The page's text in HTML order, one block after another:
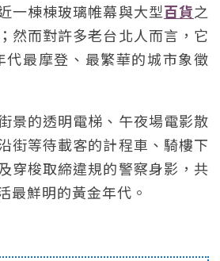
一棟棟玻璃帷幕與大型百貨之
然而對許多老台北人而言，它
最摩登、最繁華的城市象徵
景的透明電梯、午夜場電影散
街等待載客的計程車、騎樓下
穿梭取締違規的警察身影，共
最鮮明的黃金年代。